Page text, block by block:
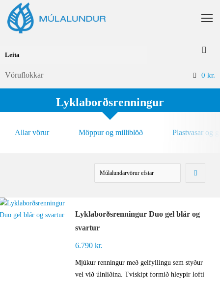
Vöruflokkar 0 kr.
Lyklaborðsrenningur
Allar vörur Möppur og milliblöð Plastvasar og
Lyklaborðsrenningur Duo gel blár og
svartur
6.790kr.
Mjúkur renningur með gelfyllingu sem styður
vel við úlnliðina. Tvískipt formið hleypir lofti